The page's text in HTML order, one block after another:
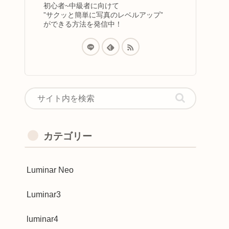
初心者~中級者に向けて
”サクッと簡単に写真のレベルアップ”
ができる方法を発信中！
カテゴリー
Luminar Neo
Luminar3
luminar4